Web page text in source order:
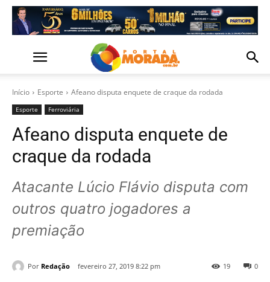
Início Esporte Afeano disputa enquete de craque da rodada
Esporte Ferroviária
Afeano disputa enquete de
craque da rodada
Atacante Lúcio Flávio disputa com
outros quatro jogadores a
premiação
Por Redação fevereiro 27, 2019 8:22 pm 0
19